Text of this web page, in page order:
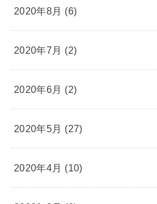
2020年8月 (6)
2020年7月 (2)
2020年6月 (2)
2020年5月 (27)
2020年4月 (10)